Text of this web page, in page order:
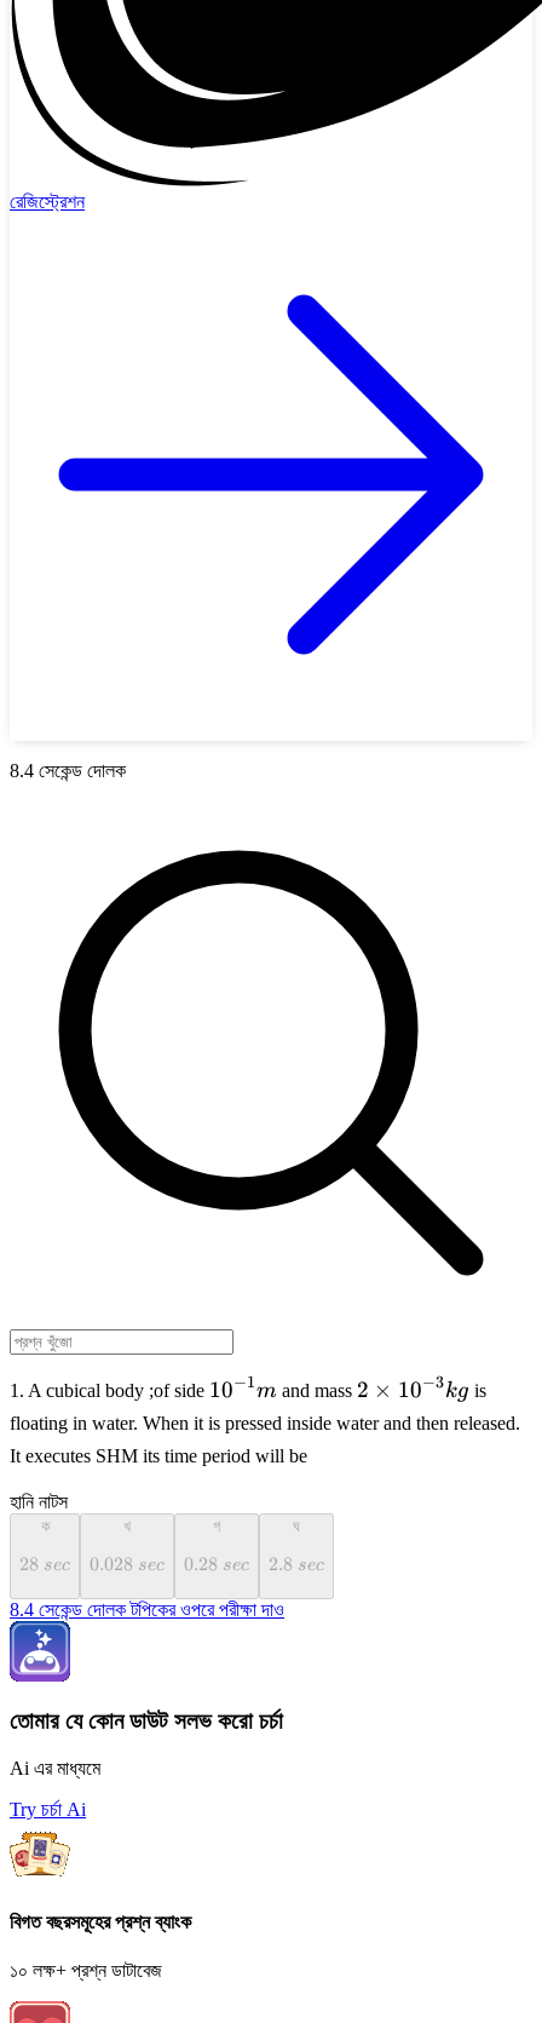
রেজিস্ট্রেশন
8.4 সেকেন্ড দোলক
1. A cubical body ;of side {10}^{-1}m
10−1m and mass 2\times
{10}^{-3}kg
2 × 10−3kg is
floating in water. When it is pressed inside water and then released.
It executes SHM its time period will be
হানি নাটস
ক
28\
28 sec
খ
0.028\
0.028 sec
গ
0.28\
0.28 sec
ঘ
2.8\
2.8 sec
8.4 সেকেন্ড দোলক টপিকের ওপরে পরীক্ষা দাও
তোমার যে কোন ডাউট সলভ করো চর্চা
Ai এর মাধ্যমে
Try চর্চা Ai
বিগত বছরসমূহের প্রশ্ন ব্যাংক
১০ লক্ষ+ প্রশ্ন ডাটাবেজ